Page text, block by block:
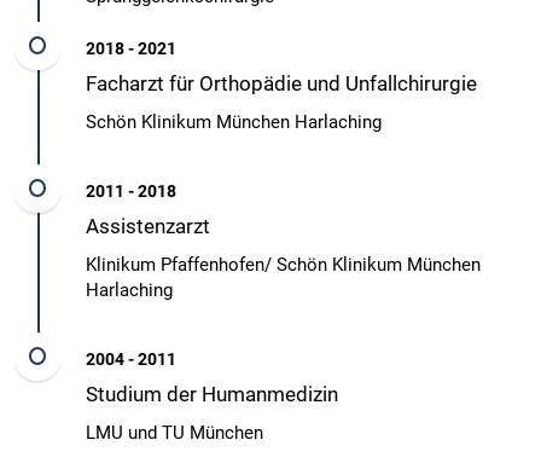
2018 - 2021
Facharzt für Orthopädie und Unfallchirurgie
Schön Klinikum München Harlaching
2011 - 2018
Assistenzarzt
Klinikum Pfaffenhofen/ Schön Klinikum München
Harlaching
2004 - 2011
Studium der Humanmedizin
LMU und TU München